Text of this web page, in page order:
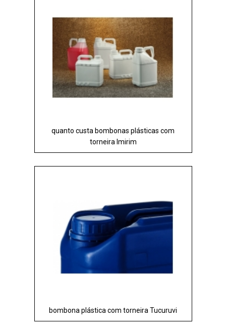
quanto custa bombonas plásticas com
torneira Imirim
bombona plástica com torneira Tucuruvi